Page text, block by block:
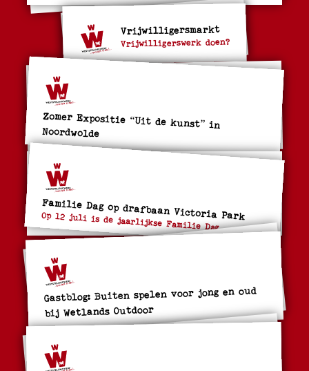
Vrijwilligersmarkt
Vrijwilligerswerk doen?
Zomer Expositie “Uit de kunst” in
Noordwolde
Familie Dag op drafbaan Victoria Park
Op 12 juli is de jaarlijkse Familie Dag
Gastblog: Buiten spelen voor jong en oud
bij Wetlands Outdoor